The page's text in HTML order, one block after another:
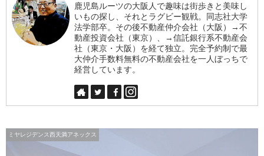
鹿児島ルーツの大阪人で趣味は街歩きと美味し
いもの探し、それとラグビー観戦。同志社大学
法学部卒。その後不動産仲介会社（大阪）→不
動産投資会社（東京）、→信託銀行系不動産会
社（東京・大阪）を経て独立。完全予約制で最
大仲介手数料無料の不動産会社を一人ぼっちで
経営しています。
ミヤレジデンス西天満アネックス